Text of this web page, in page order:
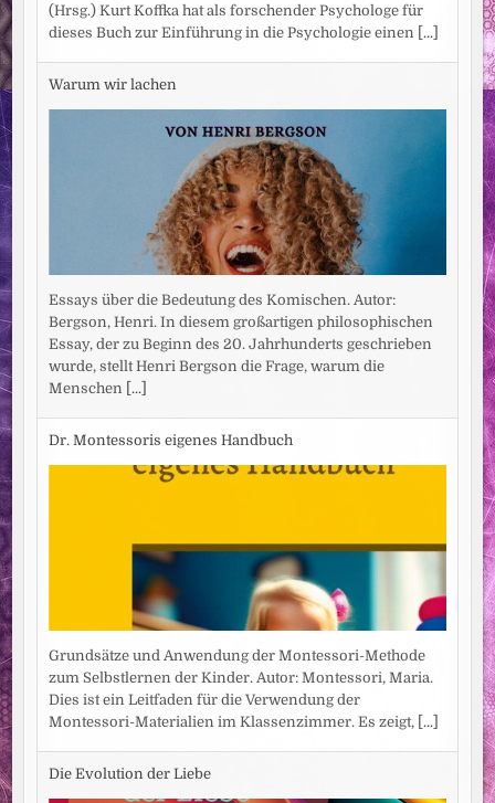
(Hrsg.) Kurt Koffka hat als forschender Psychologe für
dieses Buch zur Einführung in die Psychologie einen
[...]
Warum wir lachen
Essays über die Bedeutung des Komischen. Autor:
Bergson, Henri. In diesem großartigen philosophischen
Essay, der zu Beginn des 20. Jahrhunderts geschrieben
wurde, stellt Henri Bergson die Frage, warum die
Menschen
[...]
Dr. Montessoris eigenes Handbuch
Grundsätze und Anwendung der Montessori-Methode
zum Selbstlernen der Kinder. Autor: Montessori, Maria.
Dies ist ein Leitfaden für die Verwendung der
Montessori-Materialien im Klassenzimmer. Es zeigt,
[...]
Die Evolution der Liebe